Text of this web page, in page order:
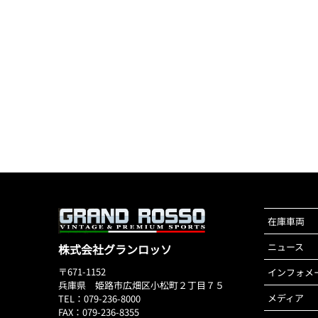
株式会社グランロッソ
〒671-1152
兵庫県 姫路市広畑区小松町２丁目７５
TEL：079-236-8000
FAX：079-236-8355
在庫車両
ニュース
インフォメ
メディア